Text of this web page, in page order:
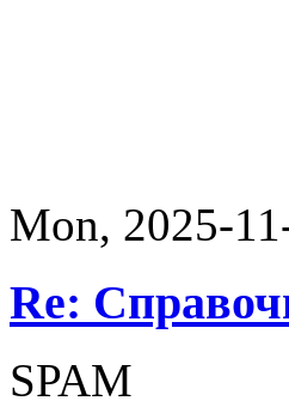
Mon, 2025-
Re:
SPAM